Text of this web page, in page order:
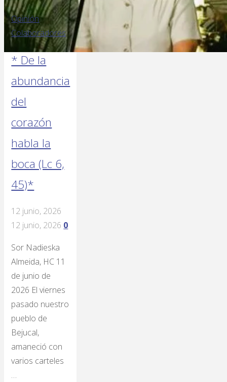
Opinión
Colaboradores
* De la
abundancia
del
corazón
habla la
boca (Lc 6,
45)*
12 junio, 2026
12 junio, 2026 0
Sor Nadieska
Almeida, HC 11
de junio de
2026 El viernes
pasado nuestro
pueblo de
Bejucal,
amaneció con
varios carteles
…